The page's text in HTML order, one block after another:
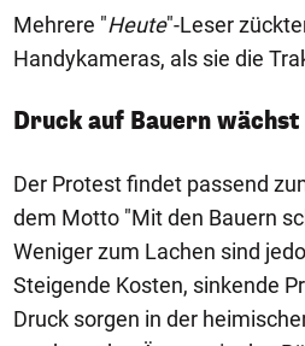
Mehrere "Heute"-Leser
Handykameras, als sie die
Druck auf Bauern wächst
Der Protest findet passend
dem Motto "Mit den Bauern
Weniger zum Lachen sind
Steigende Kosten, sinkende
Druck sorgen in der